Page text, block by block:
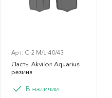
Арт: C-2 M/L-40/43
Ласты Akvilon Aquarius
резина
ВариантВ наличии